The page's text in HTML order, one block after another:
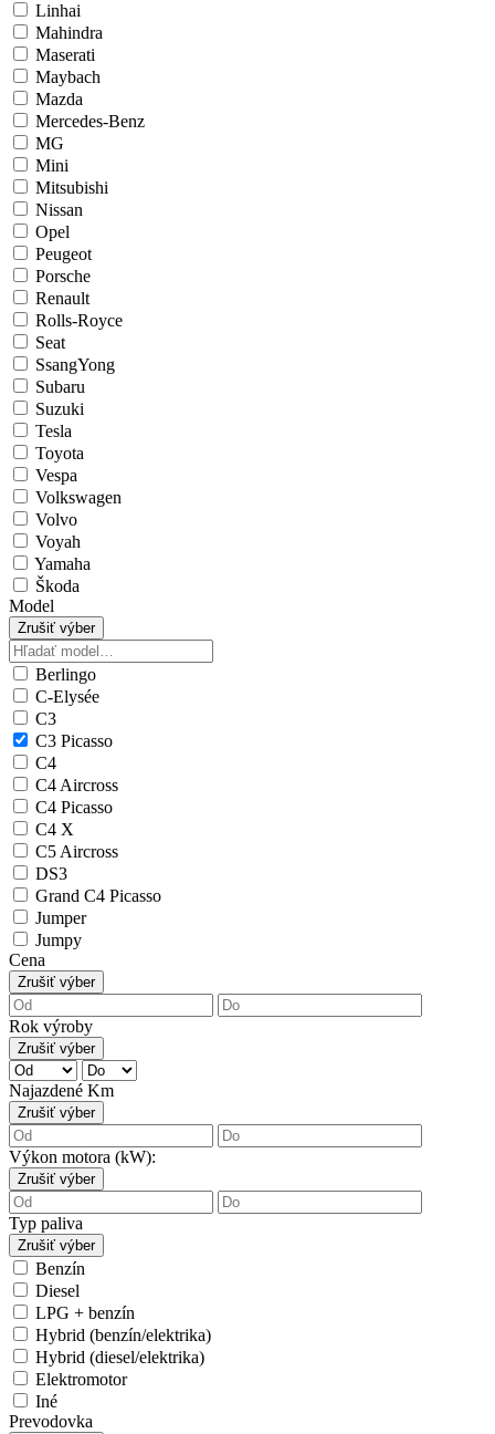
Linhai
Mahindra
Maserati
Maybach
Mazda
Mercedes-Benz
MG
Mini
Mitsubishi
Nissan
Opel
Peugeot
Porsche
Renault
Rolls-Royce
Seat
SsangYong
Subaru
Suzuki
Tesla
Toyota
Vespa
Volkswagen
Volvo
Voyah
Yamaha
Škoda
Model
Zrušiť výber
Berlingo
C-Elysée
C3
C3 Picasso
C4
C4 Aircross
C4 Picasso
C4 X
C5 Aircross
DS3
Grand C4 Picasso
Jumper
Jumpy
Cena
Zrušiť výber
Rok výroby
Zrušiť výber
Najazdené Km
Zrušiť výber
Výkon motora (kW):
Zrušiť výber
Typ paliva
Zrušiť výber
Benzín
Diesel
LPG + benzín
Hybrid (benzín/elektrika)
Hybrid (diesel/elektrika)
Elektromotor
Iné
Prevodovka